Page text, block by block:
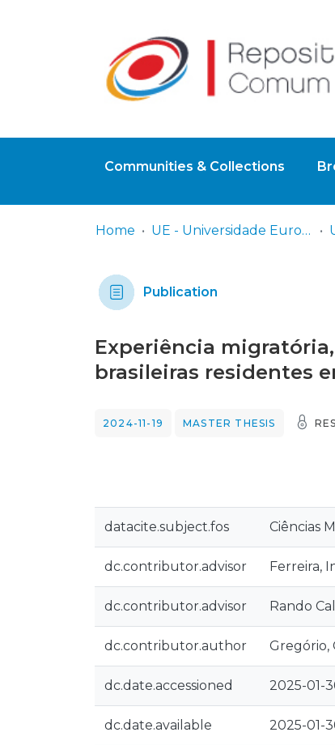
Communities & Collections
Home UE - Universidade Europeia
Publication
Experiência
brasileiras residentes
2024-11-19 MASTER THESIS
datacite.subject.fos Ciências
dc.contributor.advisor Ferreira,
dc.contributor.advisor Rando
dc.contributor.author Gregório,
dc.date.accessioned 2025-01-
dc.date.available 2025-01-